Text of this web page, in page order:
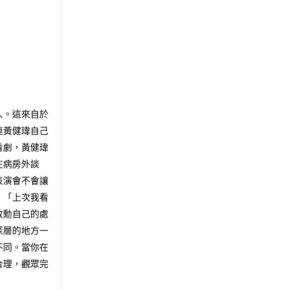
。這來自於
黃健瑋自己
劇，黃健瑋
病房外談
演會不會讓
上次我看
勳自己的處
層的地方一
同。當你在
理，觀眾完